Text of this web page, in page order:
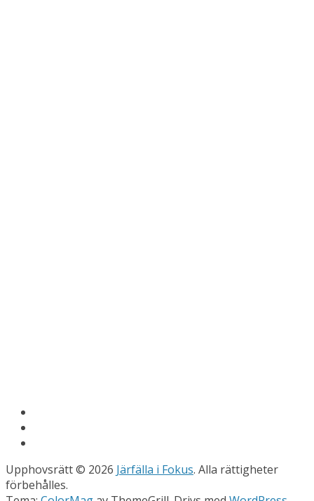
Upphovsrätt © 2026 Järfälla i Fokus. Alla rättigheter
förbehålles.